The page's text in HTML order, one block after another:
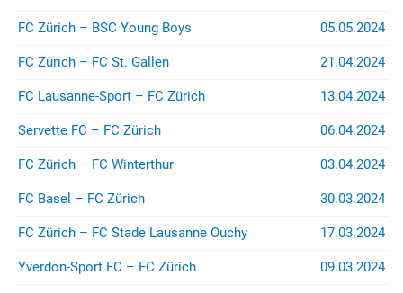
Rayonverboten) könnt ihr über
jurist@suedkurve.ch
aufnehmen.
FC Zürich – BSC Young Boys 05.05.2024
FC Zürich – FC St. Gallen 21.04.2024
FC Lausanne-Sport – FC Zürich 13.04.2024
Servette FC – FC Zürich 06.04.2024
FC Zürich – FC Winterthur 03.04.2024
FC Basel – FC Zürich 30.03.2024
FC Zürich – FC Stade Lausanne Ouchy 17.03.2024
Yverdon-Sport FC – FC Zürich 09.03.2024